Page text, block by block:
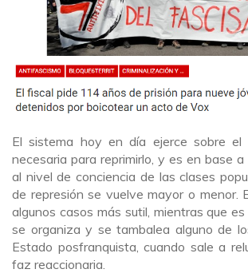
El sistema hoy en día ejerce sobre el
necesaria para reprimirlo, y es en base
al nivel de conciencia de las clases
de represión se vuelve mayor o menor.
algunos casos más sutil, mientras que
se organiza y se tambalea alguno de
Estado posfranquista, cuando sale a
faz reaccionaria.